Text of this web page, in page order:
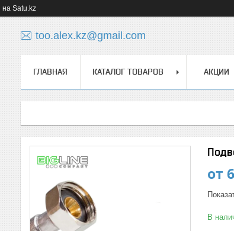
на Satu.kz
too.alex.kz@gmail.com
ГЛАВНАЯ КАТАЛОГ ТОВАРОВ АКЦИИ
от
В